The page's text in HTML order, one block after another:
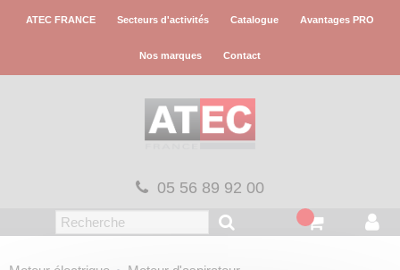
ATEC FRANCE Secteurs d'activités Catalogue Avantages PRO
Nos marques Contact
05 56 89 92 00